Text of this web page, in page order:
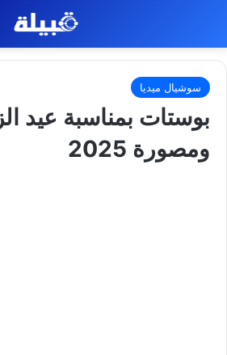
سوشيال ميديا
بوستات بمناسبة عيد
ومصورة 2025